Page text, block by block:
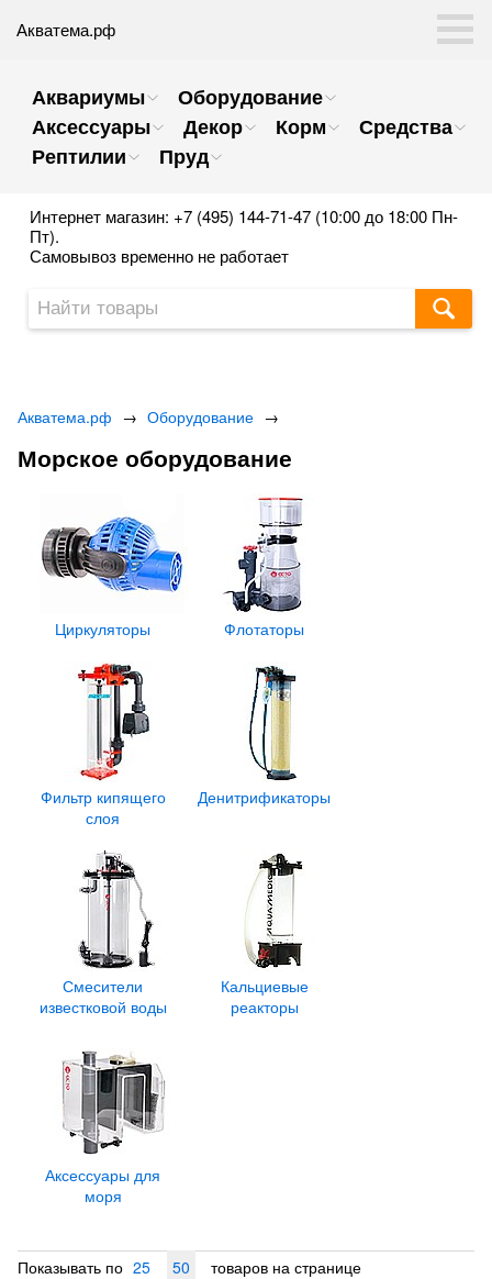
Акватема.рф
Аквариумы
Оборудование
Аксессуары
Декор Корм
Средства
Рептилии
Пруд
Интернет магазин: +7 (495) 144-71-47 (10:00 до 18:00 Пн-
Пт).
Самовывоз временно не работает
Акватема.рф → Оборудование →
Морское оборудование
Циркуляторы Флотаторы
Фильтр кипящего
слоя
Денитрификаторы
Смесители
известковой воды
Кальциевые
реакторы
Аксессуары для
моря
Показывать по 25 50
товаров на странице